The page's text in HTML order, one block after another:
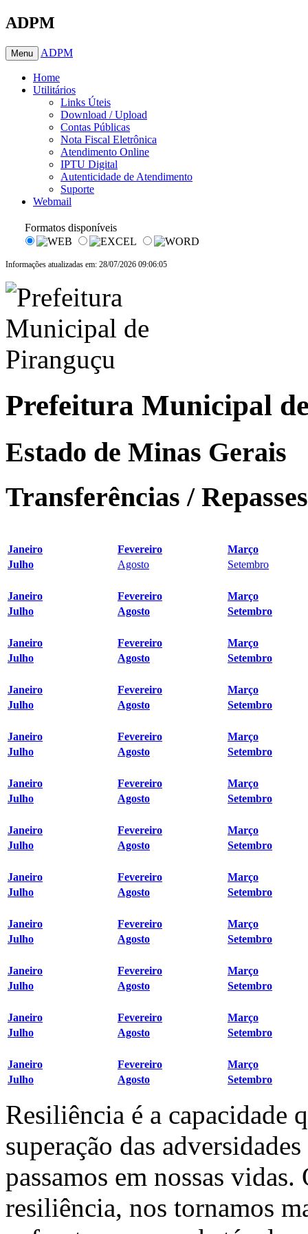
ADPM
Menu ADPM
Home
Utilitários
Links Úteis
Download / Upload
Contas Públicas
Nota Fiscal Eletrônica
Atendimento Online
IPTU Digital
Autenticidade de Atendimento
Suporte
Webmail
Formatos disponíveis
Informações atualizadas em: 28/07/2026 09:06:05
Prefeitura Municipal
Estado de Minas Gerais
Transferências /
Janeiro Fevereiro
Março
Julho
Agosto Setembro
Janeiro Fevereiro
Março
Julho
Agosto Setembro
Janeiro Fevereiro
Março
Julho
Agosto Setembro
Janeiro Fevereiro
Março
Julho
Agosto Setembro
Janeiro Fevereiro
Março
Julho
Agosto Setembro
Janeiro Fevereiro
Março
Julho
Agosto Setembro
Janeiro Fevereiro
Março
Julho
Agosto Setembro
Janeiro Fevereiro
Março
Julho
Agosto Setembro
Janeiro Fevereiro
Março
Julho
Agosto Setembro
Janeiro Fevereiro
Março
Julho
Agosto Setembro
Janeiro Fevereiro
Março
Julho
Agosto Setembro
Janeiro Fevereiro
Março
Julho
Agosto Setembro
Resiliência é a capacidade
superação das
passamos em nossas
resiliência, nos tornamos